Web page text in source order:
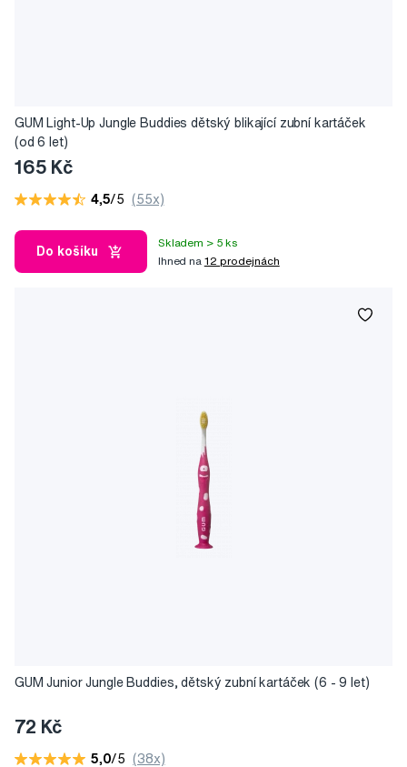
GUM Light-Up Jungle Buddies dětský blikající zubní kartáček
(od 6 let)
165 Kč
4,5/5 (55x)
Do košíku
Skladem > 5 ks
Ihned na 12 prodejnách
GUM Junior Jungle Buddies, dětský zubní kartáček (6 - 9 let)
72 Kč
5,0/5 (38x)